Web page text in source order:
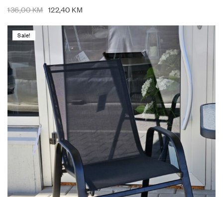
136,00KM 122,40 KM
Sale!